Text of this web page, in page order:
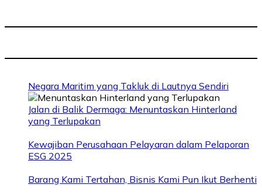
Negara Maritim yang Takluk di Lautnya Sendiri
Jalan di Balik Dermaga: Menuntaskan Hinterland
yang Terlupakan
Kewajiban Perusahaan Pelayaran dalam Pelaporan
ESG 2025
Barang Kami Tertahan, Bisnis Kami Pun Ikut Berhenti